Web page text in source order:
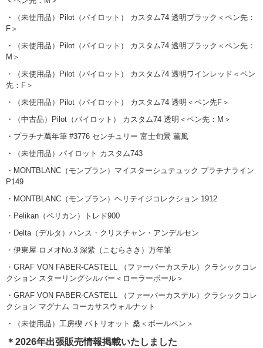
・（未使用品）Pilot（パイロット） カスタム74 透明ブラック＜ペン先：
F＞
・（未使用品）Pilot（パイロット） カスタム74 透明ブラック＜ペン先：
M＞
・（未使用品）Pilot（パイロット） カスタム74 透明ワインレッド＜ペン
先：F＞
・（未使用品）Pilot（パイロット） カスタム74 透明＜ペン先F＞
・（中古品）Pilot（パイロット） カスタム74 透明＜ペン先：M＞
・プラチナ萬年筆 #3776 センチュリー 富士旬景 薫風
・（未使用品）パイロット カスタム743
・ MONTBLANC（モンブラン）マイスターシュテュック プラチナライン
P149
・MONTBLANC（モンブラン）ヘリテイジコレクション 1912
・Pelikan（ペリカン）トレド900
・Delta（デルタ）ハンス・クリスチャン・アンデルセン
・伊東屋 ロメオNo.3 深紫（こむらさき）万年筆
・GRAF VON FABER-CASTELL （ファーバーカステル）クラシックコレ
クション スターリングシルバー＜ローラーボール＞
・GRAF VON FABER-CASTELL （ファーバーカステル）クラシックコレ
クション マグナム コーカサスウォルナット
・（未使用品）工房楔 パトリオット 桑＜ボールペン＞
＊2026年出張販売情報掲載いたしました